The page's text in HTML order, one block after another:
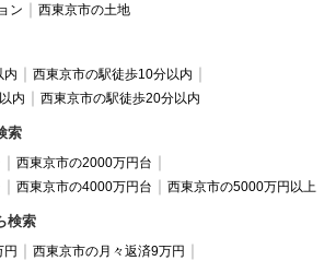
ン
西東京市の土地
内
西東京市の駅徒歩10分以内
内
西東京市の駅徒歩20分以内
索
西東京市の2000万円台
西東京市の4000万円台 西東京市の5000万円以上
検索
円
西東京市の月々返済9万円